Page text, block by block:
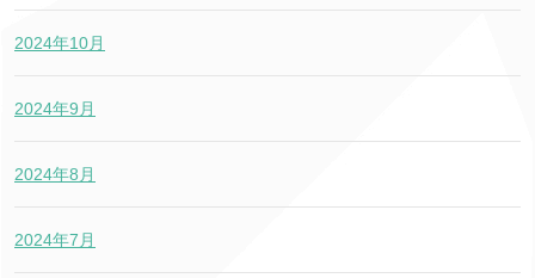
2024年10月
2024年9月
2024年8月
2024年7月